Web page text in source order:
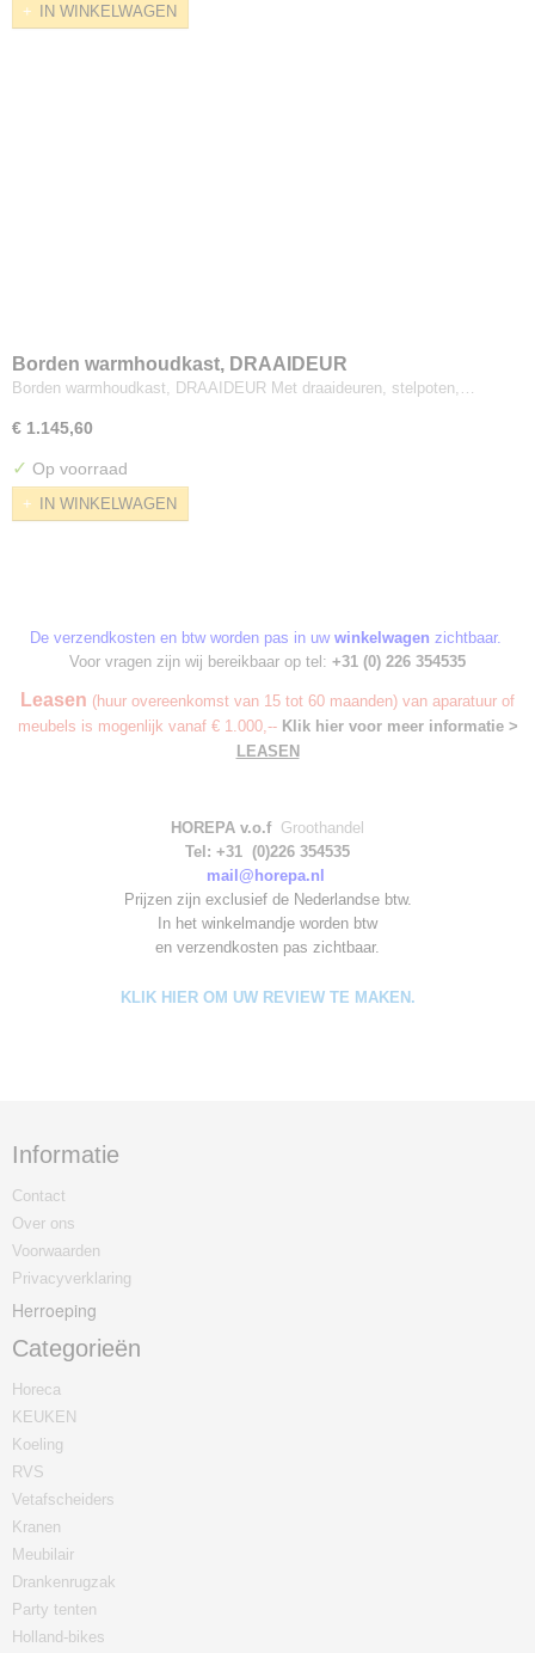
IN WINKELWAGEN
Borden warmhoudkast, DRAAIDEUR
Borden warmhoudkast, DRAAIDEUR Met draaideuren, stelpoten,…
€ 1.145,60
✓ Op voorraad
IN WINKELWAGEN
De verzendkosten en btw worden pas in uw winkelwagen zichtbaar.
Voor vragen zijn wij bereikbaar op tel: +31 (0) 226 354535
Leasen (huur overeenkomst van 15 tot 60 maanden) van aparatuur of
meubels is mogenlijk vanaf € 1.000,-- Klik hier voor meer informatie >
LEASEN
HOREPA v.o.f Groothandel
Tel: +31 (0)226 354535
mail@horepa.nl
Prijzen zijn exclusief de Nederlandse btw.
In het winkelmandje worden btw
en verzendkosten pas zichtbaar.
KLIK HIER OM UW REVIEW TE MAKEN.
Informatie
Contact
Over ons
Voorwaarden
Privacyverklaring
Herroeping
Categorieën
Horeca
KEUKEN
Koeling
RVS
Vetafscheiders
Kranen
Meubilair
Drankenrugzak
Party tenten
Holland-bikes